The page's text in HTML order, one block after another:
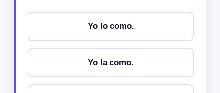
Yo lo como.
Yo la como.